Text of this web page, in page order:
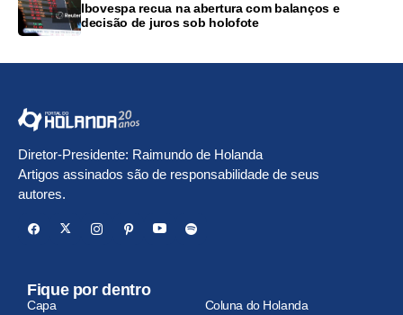
Ibovespa recua na abertura com balanços e
decisão de juros sob holofote
Diretor-Presidente: Raimundo de Holanda
Artigos assinados são de responsabilidade de seus
autores.
Fique por dentro
Capa
Coluna do Holanda